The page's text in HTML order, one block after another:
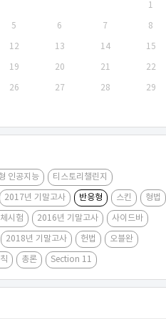
1
5 6 7 8
12 13 14 15
19 20 21 22
26 27 28 29
인공지능 티스토리챌린지
2017년 기말고사 반응형 스킨 형법
시험 2016년 기말고사 사이드바
2018년 기말고사 헌법 오블완
총론 Section 11